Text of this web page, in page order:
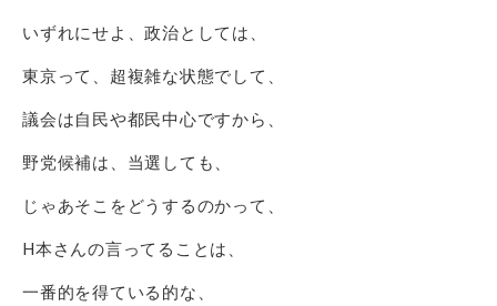
いずれにせよ、政治としては、
東京って、超複雑な状態でして、
議会は自民や都民中心ですから、
野党候補は、当選しても、
じゃあそこをどうするのかって、
H本さんの言ってることは、
一番的を得ている的な、